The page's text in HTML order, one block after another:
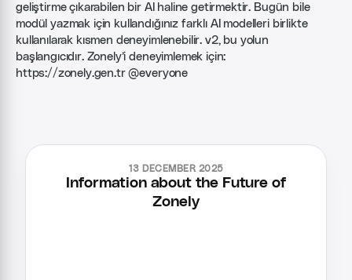
geliştirme çıkarabilen bir AI haline getirmektir. Bugün bile
modül yazmak için kullandığınız farklı AI modelleri birlikte
kullanılarak kısmen deneyimlenebilir. v2, bu yolun
başlangıcıdır. Zonely’i deneyimlemek için:
https://zonely.gen.tr@everyone
13 DECEMBER 2025
Information about the Future of
Zonely